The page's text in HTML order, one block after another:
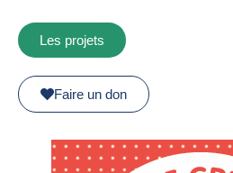
Les projets
Faire un don